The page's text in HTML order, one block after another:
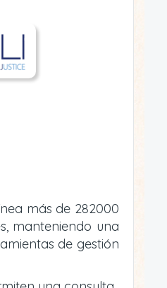
más de 282000
manteniendo una
de gestión